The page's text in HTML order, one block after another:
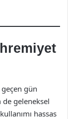
gün
geleneksel
hassas